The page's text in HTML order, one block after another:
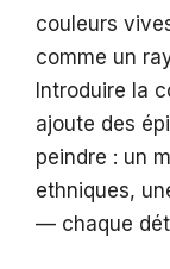
couleurs
comme un
Introduire la
ajoute des
peindre : un
ethniques,
— chaque